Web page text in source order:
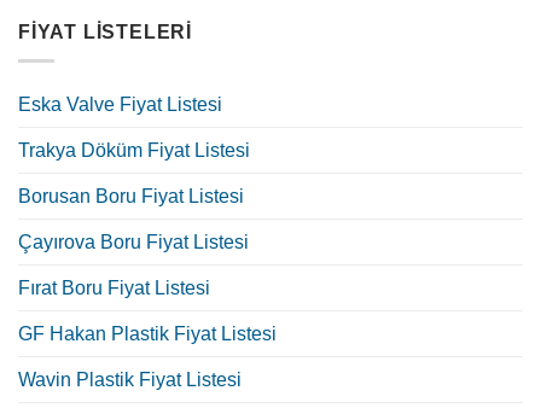
FIYAT LISTELERI
Eska Valve Fiyat Listesi
Trakya Döküm Fiyat Listesi
Borusan Boru Fiyat Listesi
Çayırova Boru Fiyat Listesi
Fırat Boru Fiyat Listesi
GF Hakan Plastik Fiyat Listesi
Wavin Plastik Fiyat Listesi